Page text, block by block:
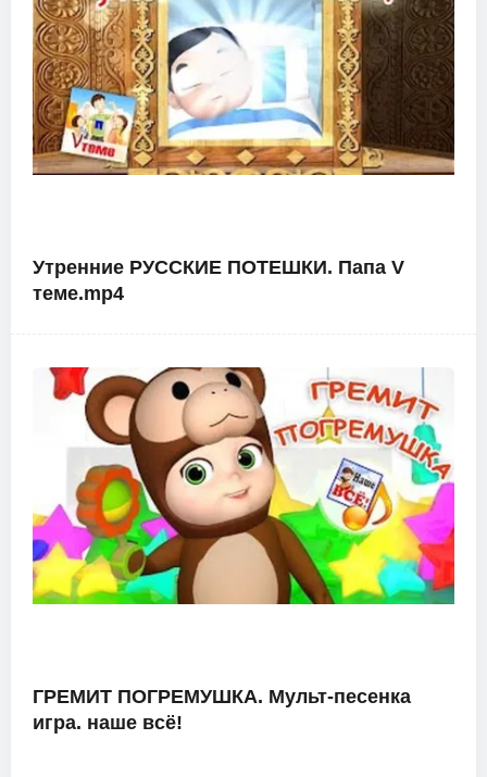
Утренние РУССКИЕ ПОТЕШКИ. Папа V
теме.mp4
ГРЕМИТ ПОГРЕМУШКА. Мульт-песенка
игра. наше всё!